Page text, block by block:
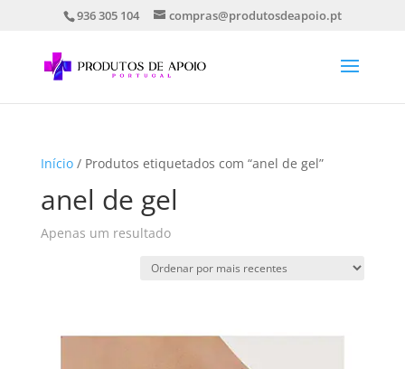
936 305 104 compras@produtosdeapoio.pt
Início/ Produtos etiquetados com “anel de gel”
anel de gel
Apenas um resultado